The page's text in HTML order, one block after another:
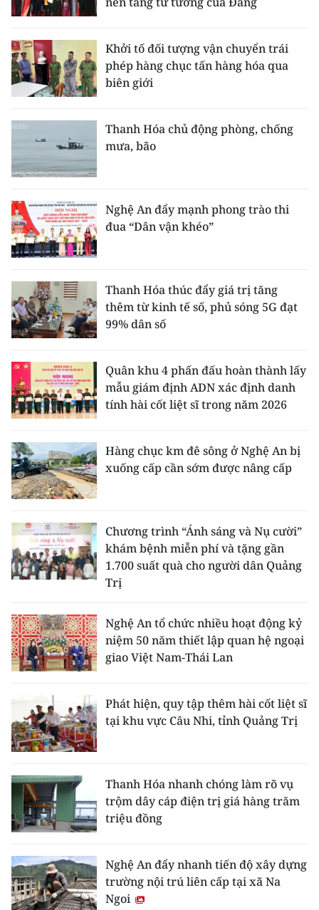
Khởi tố đối tượng vận chuyển trái
phép hàng chục tấn hàng hóa qua
biên giới
Thanh Hóa chủ động phòng, chống
mưa, bão
Nghệ An đẩy mạnh phong trào thi
đua “Dân vận khéo”
Thanh Hóa thúc đẩy giá trị tăng
thêm từ kinh tế số, phủ sóng 5G đạt
99% dân số
Quân khu 4 phấn đấu hoàn thành lấy
mẫu giám định ADN xác định danh
tính hài cốt liệt sĩ trong năm 2026
Hàng chục km đê sông ở Nghệ An bị
xuống cấp cần sớm được nâng cấp
Chương trình “Ánh sáng và Nụ cười”
khám bệnh miễn phí và tặng gần
1.700 suất quà cho người dân Quảng
Trị
Nghệ An tổ chức nhiều hoạt động kỷ
niệm 50 năm thiết lập quan hệ ngoại
giao Việt Nam-Thái Lan
Phát hiện, quy tập thêm hài cốt liệt sĩ
tại khu vực Câu Nhi, tỉnh Quảng Trị
Thanh Hóa nhanh chóng làm rõ vụ
trộm dây cáp điện trị giá hàng trăm
triệu đồng
Nghệ An đẩy nhanh tiến độ xây dựng
trường nội trú liên cấp tại xã Na
Ngoi